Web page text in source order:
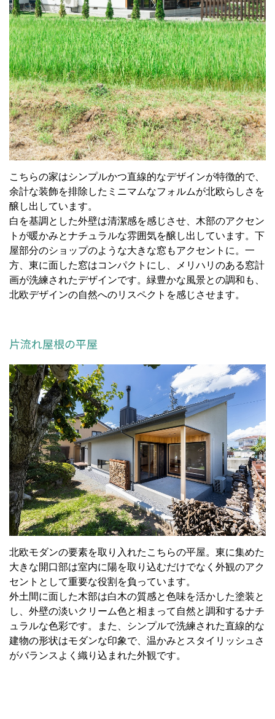
こちらの家はシンプルかつ直線的なデザインが特徴的で、
余計な装飾を排除したミニマムなフォルムが北欧らしさを
醸し出しています。
白を基調とした外壁は清潔感を感じさせ、木部のアクセン
トが暖かみとナチュラルな雰囲気を醸し出しています。下
屋部分のショップのような大きな窓もアクセントに。一
方、東に面した窓はコンパクトにし、メリハリのある窓計
画が洗練されたデザインです。緑豊かな風景との調和も、
北欧デザインの自然へのリスペクトを感じさせます。
片流れ屋根の平屋
北欧モダンの要素を取り入れたこちらの平屋。東に集めた
大きな開口部は室内に陽を取り込むだけでなく外観のアク
セントとして重要な役割を負っています。
外土間に面した木部は白木の質感と色味を活かした塗装と
し、外壁の淡いクリーム色と相まって自然と調和するナチ
ュラルな色彩です。また、シンプルで洗練された直線的な
建物の形状はモダンな印象で、温かみとスタイリッシュさ
がバランスよく織り込まれた外観です。